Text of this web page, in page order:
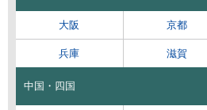
大阪 京都
兵庫 滋賀
中国・四国